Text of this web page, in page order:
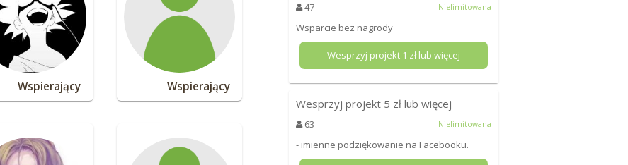
Wspierający Wspierający
47 Nielimitowana
Wsparcie bez nagrody
Wesprzyj projekt 1 zł lub więcej
Wesprzyj projekt 5 zł lub więcej
63 Nielimitowana
- imienne podziękowanie na Facebooku.